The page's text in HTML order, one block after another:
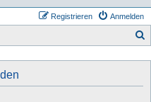
Anmelden
Registrieren